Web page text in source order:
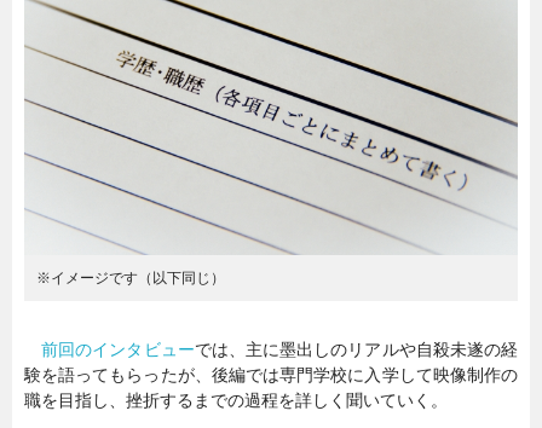
連載一覧
※イメージです（以下同じ）
前回のインタビューでは、主に墨出しのリアルや自殺未遂の経
験を語ってもらったが、後編では専門学校に入学して映像制作の
職を目指し、挫折するまでの過程を詳しく聞いていく。